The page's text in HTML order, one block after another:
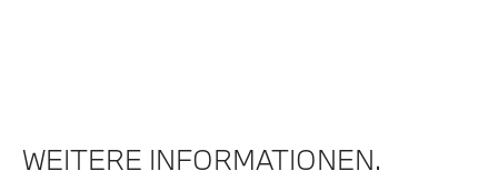
WEITERE INFORMATIONEN.